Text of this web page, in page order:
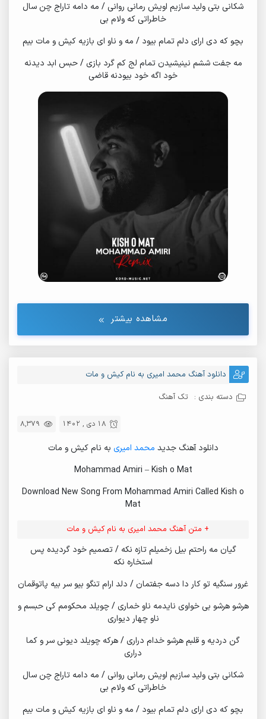
شکانی بتی ولید سازیم اویش رمانی روانی / مه دامه تاراج چن سال
خاطراتی که ولام بی
بچو که دی ارای دلم تمام بیود / مه و ناو ای بازیه کیش و مات بیم
مه جفت ششم نینیشیدن تمام لج کم گرد بازی / حبس ابد دیدنه
خود اگه خود بیودنه قاضی
مشاهده بیشتر
دانلود آهنگ محمد امیری به نام کیش و مات
دسته بندی : تک آهنگ
8,379 18 دی , 1402
دانلود آهنگ جدید محمد امیری به نام کیش و مات
Mohammad Amiri – Kish o Mat
Download New Song From Mohammad Amiri Called Kish o
Mat
+ متن آهنگ محمد امیری به نام کیش و مات
گیان مه راحتم بیل زخمیلم تازه نکه / تصمیم خود گردیده پس
استخاره نکه
غرور سنگیه تو کار دا دسه جفتمان / دلد ارام تنگو بیو سر بیه پاتوقمان
هرشو هرشو بی خواوی نایدمه ناو خماری / چویلد محکومم کی حبسم و
ناو چهار دیواری
گن دردیه و قلبم هرشو خدام دراری / هرکه چویلد دیونی سر و کما
دراری
شکانی بتی ولید سازیم اویش رمانی روانی / مه دامه تاراج چن سال
خاطراتی که ولام بی
بچو که دی ارای دلم تمام بیود / مه و ناو ای بازیه کیش و مات بیم